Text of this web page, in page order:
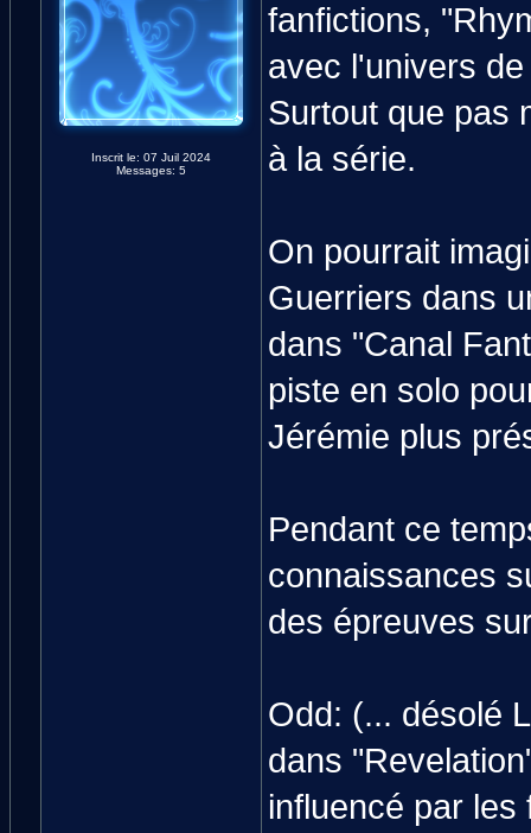
Inscrit le: 07 Juil 2024
Messages: 5
fanfictions,
avec l'univers
Surtout que pas
à la série.
On pourrait
Guerriers dans
dans "Canal
piste en solo
Jérémie plus
Pendant ce
connaissances
des épreuves
Odd: (... désolé
dans
influencé par les